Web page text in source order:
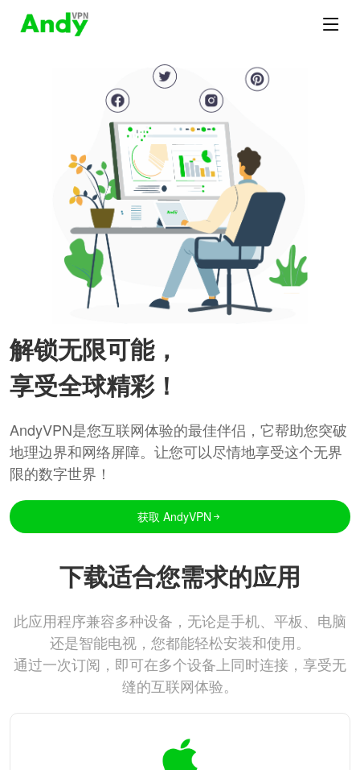
解锁无限可能，
享受全球精彩！
AndyVPN是您互联网体验的最佳伴侣，它帮助您突破
地理边界和网络屏障。让您可以尽情地享受这个无界
限的数字世界！
获取 AndyVPN
下载适合您需求的应用
此应用程序兼容多种设备，无论是手机、平板、电脑
还是智能电视，您都能轻松安装和使用。
通过一次订阅，即可在多个设备上同时连接，享受无
缝的互联网体验。